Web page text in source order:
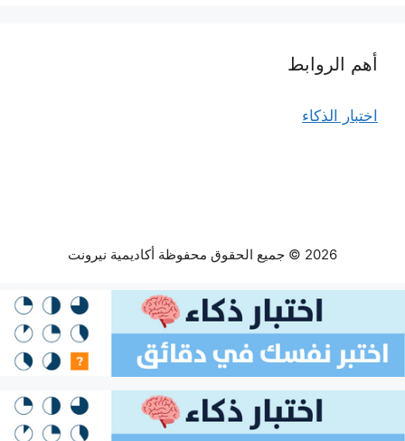
أهم الروابط
اختبار الذكاء
2026 © جميع الحقوق محفوظة أكاديمية نيرونت